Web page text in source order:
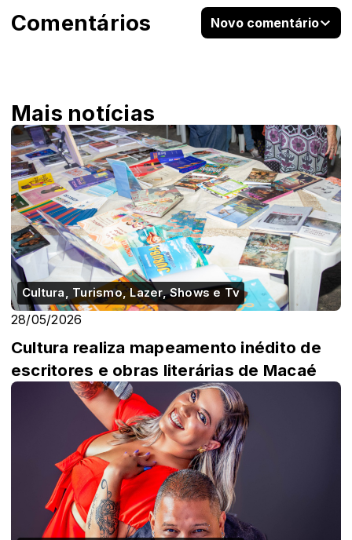
Comentários Novo comentário
Mais notícias
Cultura, Turismo, Lazer, Shows e Tv
28/05/2026
Cultura realiza mapeamento inédito de
escritores e obras literárias de Macaé